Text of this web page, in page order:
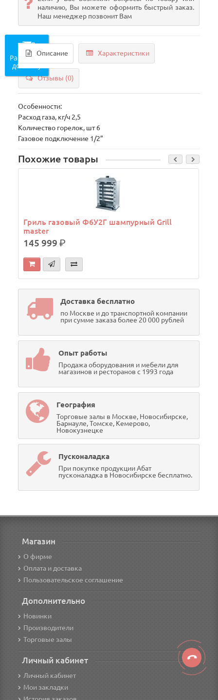
наличию, Вы можете оформить быстрый заказ.
Наш менеджер позвонит Вам
Описание Характеристики
Отзывы (0)
Особенности:
Расход газа, кг/ч 2,5
Количество горелок, шт 6
Газовое подключение 1/2”
Похожие товары
Гриль газовый Ф6У2Г шампурный Grill
master
145 999р.
Доставка бесплатно
по Москве и до транспортной компании
при сумме заказа более 20 000 рублей
Опыт работы
Продажа оборудования и мебели для
магазинов и ресторанов с 1993 года
География
Торговые залы в Москве, Новосибирске,
Барнауле, Томске, Кемерово,
Новокузнецке
Пусконаладка
При покупке продукции Абат
пусконаладка в Новосибирске бесплатно.
Магазин
О фирме
Оплата и доставка
Пользовательское соглашение
Дополнительно
Новинки
Производители
Торговые залы
Личный кабинет
Личный кабинет
Мои закладки
Рассчитать
доставку